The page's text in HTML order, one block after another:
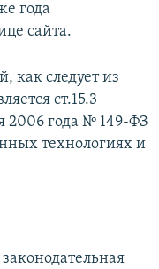
года
сайта.
как следует из
ст.15.3
2006 года № 149-ФЗ
технологиях и